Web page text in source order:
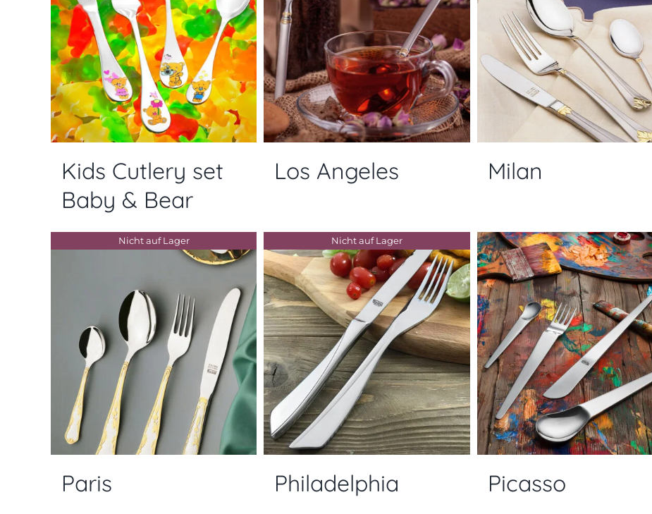
Kids Cutlery set
Baby & Bear
Los Angeles Milan
Nicht auf Lager
Paris
Nicht auf Lager
Philadelphia Picasso